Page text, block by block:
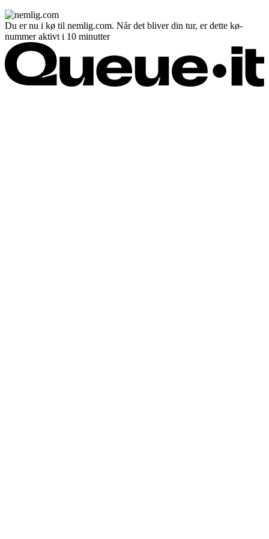
Du er nu i kø til nemlig.com. Når det bliver din tur, er dette kø-
nummer aktivt i 10 minutter